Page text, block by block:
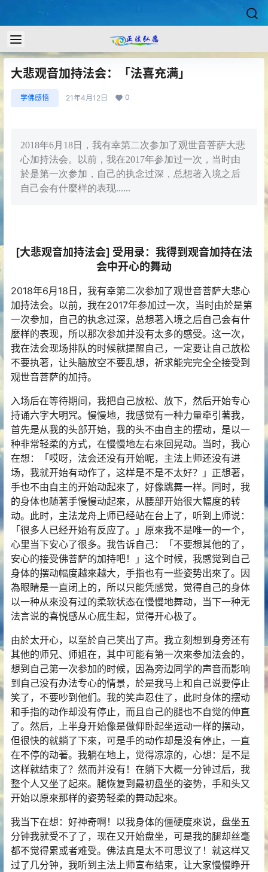
大悲观音加持法会：「法喜充满」
学佛感悟 21年4月12日 0
2018年6月18日，我有幸第二次参加了观世音菩萨大悲
心加持法会。以前，我在2017年参加过一次，当时由
於是第一次参加，自己的执念过深，总想著入境之后
自己会有什麼样的表现......
[大悲观音加持法会] 受用录：我得到观音加持在法
会中开心的舞动
2018年6月18日，我有幸第二次参加了观世音菩萨大悲心
加持法会。以前，我在2017年参加过一次，当时由於是第
一次参加，自己的执念过深，总想著入境之后自己会有什
麼样的表现，所以那次参加并没有太多的感受。这一次，
我在法会现场排队的时候就提醒自己，一定要让自己放松
不要执著，让头脑放空不要乱想，祈求能完完全全接受到
观世音菩萨的加持。
入场后在等待期间，我把自己放松、放下，然后开始专心
持诵六字大明咒。慢慢地，我感觉有一种力量牵引著我，
首先是从我的头部开始，我的头不由自主的摆动，是以一
种非常轻柔的方式，在慢慢地左右來回晃动。当时，我心
在想：「哎呀，法会还没有开始呢，主法上师还没有进
场，我就开始有动作了，这样是不是不太好？」正想著，
手也不由自主的开始动起來了，好像跳舞一样。同时，我
的身体也随著手慢慢动起來，从腰部开始很大幅度的转
动。此时，主法龙舟上师已经站在台上了，听到上师说：
「很多人已经开始有反应了。」原來我不是唯一的一个，
心里当下安心了很多。我告诉自己：「不要想其他的了，
安心的接受佛菩萨的加持吧！」这个时候，我感觉到自己
身体的摆动幅度越來越大，手指也有一些姿势出來了。因
為眼睛是一直闭上的，所以只能凭感觉，觉得自己的身体
以一种从來没有过的柔软状态在慢慢地舞动，当下一种无
法言说的喜悦感从心底生起，觉得开心极了。
由於太开心，以至於自己笑出了声。我立刻想到身旁还有
其他的师兄、师姐在，其中可能有第一次來参加法会的，
想到自己第一次参加的时候，因為旁边同学的声音而影响
到自己没有办法专心的情景，於是我马上和自己说要停止
笑了，不要吵到他们。我的笑声忍住了，此时身体的摆动
和手指的动作却没有停止，而且自己的腿也不自觉的伸直
了。然后，上半身开始像是做仰卧起坐运动一样的摆动，
但很快的就躺了下來，可是手的动作却是没有停止，一直
在不停的动著。我躺在地上，觉得凉凉的，心想：是不是
这样就结束了？然而并没有！在躺下大概一分钟过后，我
整个人又坐了起來。腿恢复到最初盘坐的姿势，手和头又
开始以原來那样的姿势轻柔的舞动起來。
我当下在想：好神奇啊！以我身体的僵硬度來说，盘坐五
分钟我就受不了了，现在又开始盘坐，可是我的腿却丝毫
都不觉得累或者难受。佛法真是太不可思议了！就这样又
过了几分钟，我听到主法上师宣布结束，让大家慢慢睁开